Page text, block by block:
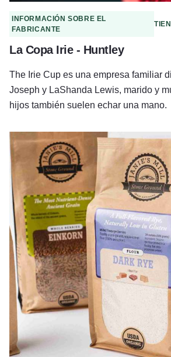
INFORMACIÓN SOBRE EL
FABRICANTE
La Copa Irie - Huntley
The Irie Cup es una empresa familiar
Joseph y LaShanda Lewis, marido y
hijos también suelen echar una mano.
Molino de Janie